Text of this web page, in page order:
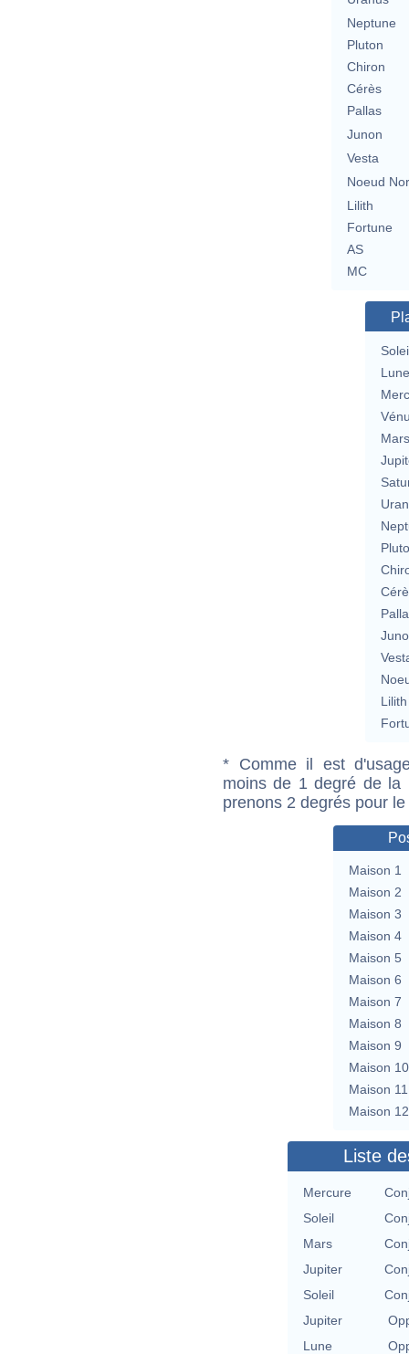
Neptune
Pluton
Chiron
Cérès
Pallas
Junon
Vesta
Noeud
Lilith
Fortune
AS
MC
Lune
Mars
Lilith
* Comme il est
moins de 1 degré de la
prenons 2 degrés pour
Maison 1
Maison 2
Maison 3
Maison 4
Maison 5
Maison 6
Maison 7
Maison 8
Maison 9
Maison 10
Maison 11
Maison 12
Liste
Mercure
Soleil
Mars
Jupiter
Soleil
Jupiter
Lune